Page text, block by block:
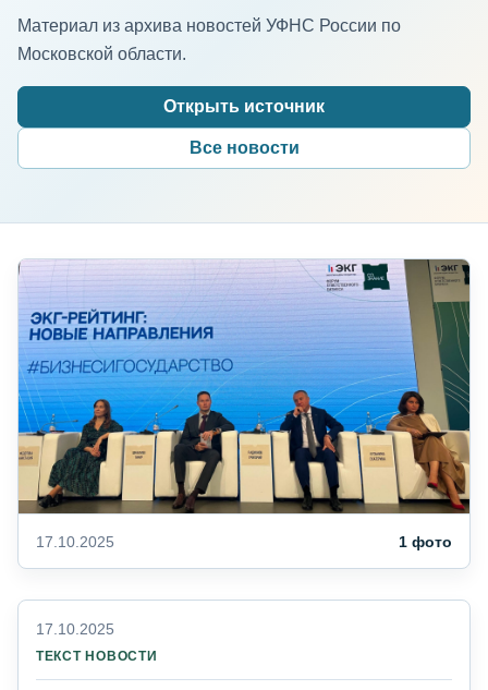
Материал из архива новостей УФНС России по
Московской области.
Открыть источник
Все новости
17.10.2025 1 фото
17.10.2025
ТЕКСТ НОВОСТИ